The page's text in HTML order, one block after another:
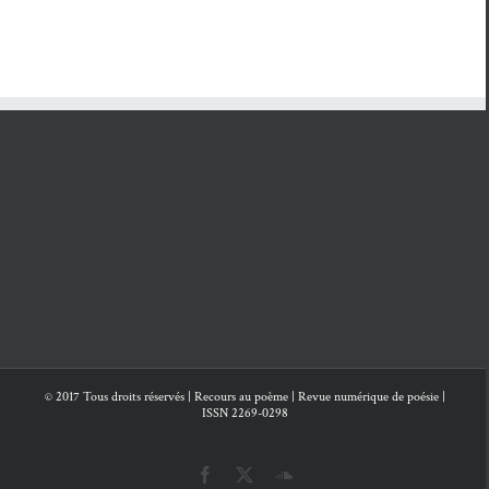
© 2017 Tous droits réservés | Recours au poème | Revue numérique de poésie |
ISSN 2269-0298
Facebook SoundCloud